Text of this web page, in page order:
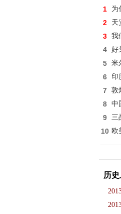
1 为
2 天
3 我
4 好
5 米
6 印
7 敦
8 中
9 三
10 欧
历